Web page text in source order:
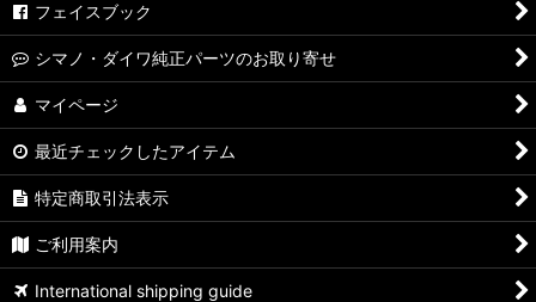
フェイスブック
シマノ・ダイワ純正パーツのお取り寄せ
マイページ
最近チェックしたアイテム
特定商取引法表示
ご利用案内
International shipping guide